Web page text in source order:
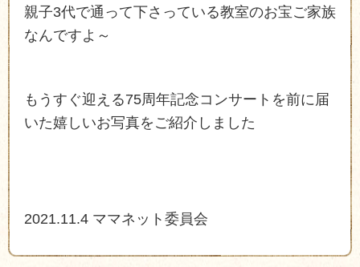
親子3代で通って下さっている教室のお宝ご家族
なんですよ～
もうすぐ迎える75周年記念コンサートを前に届
いた嬉しいお写真をご紹介しました
2021.11.4 ママネット委員会